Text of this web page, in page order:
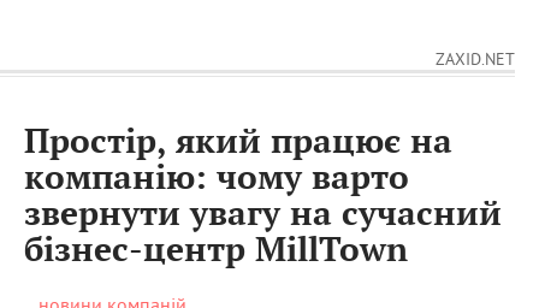
ZAXID.NET
Простір, який працює на
компанію: чому варто
звернути увагу на сучасний
бізнес-центр MillTown